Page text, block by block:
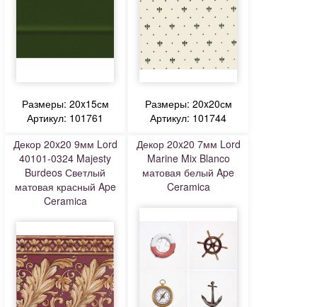
Размеры: 20x15см
Артикул: 101761
Размеры: 20x20см
Артикул: 101744
Декор 20x20 9мм Lord
40101-0324 Majesty
Burdeos Светлый
матовая красный Ape
Ceramica
Декор 20x20 7мм Lord
Marine Mix Blanco
матовая белый Ape
Ceramica